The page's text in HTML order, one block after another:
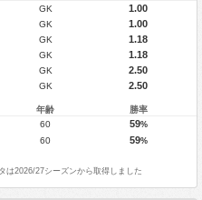
GK
1.00
GK
1.00
GK
1.18
GK
1.18
GK
2.50
GK 2.50
年齢 勝率
60 59%
60 59%
は2026/27シーズンから取得しました